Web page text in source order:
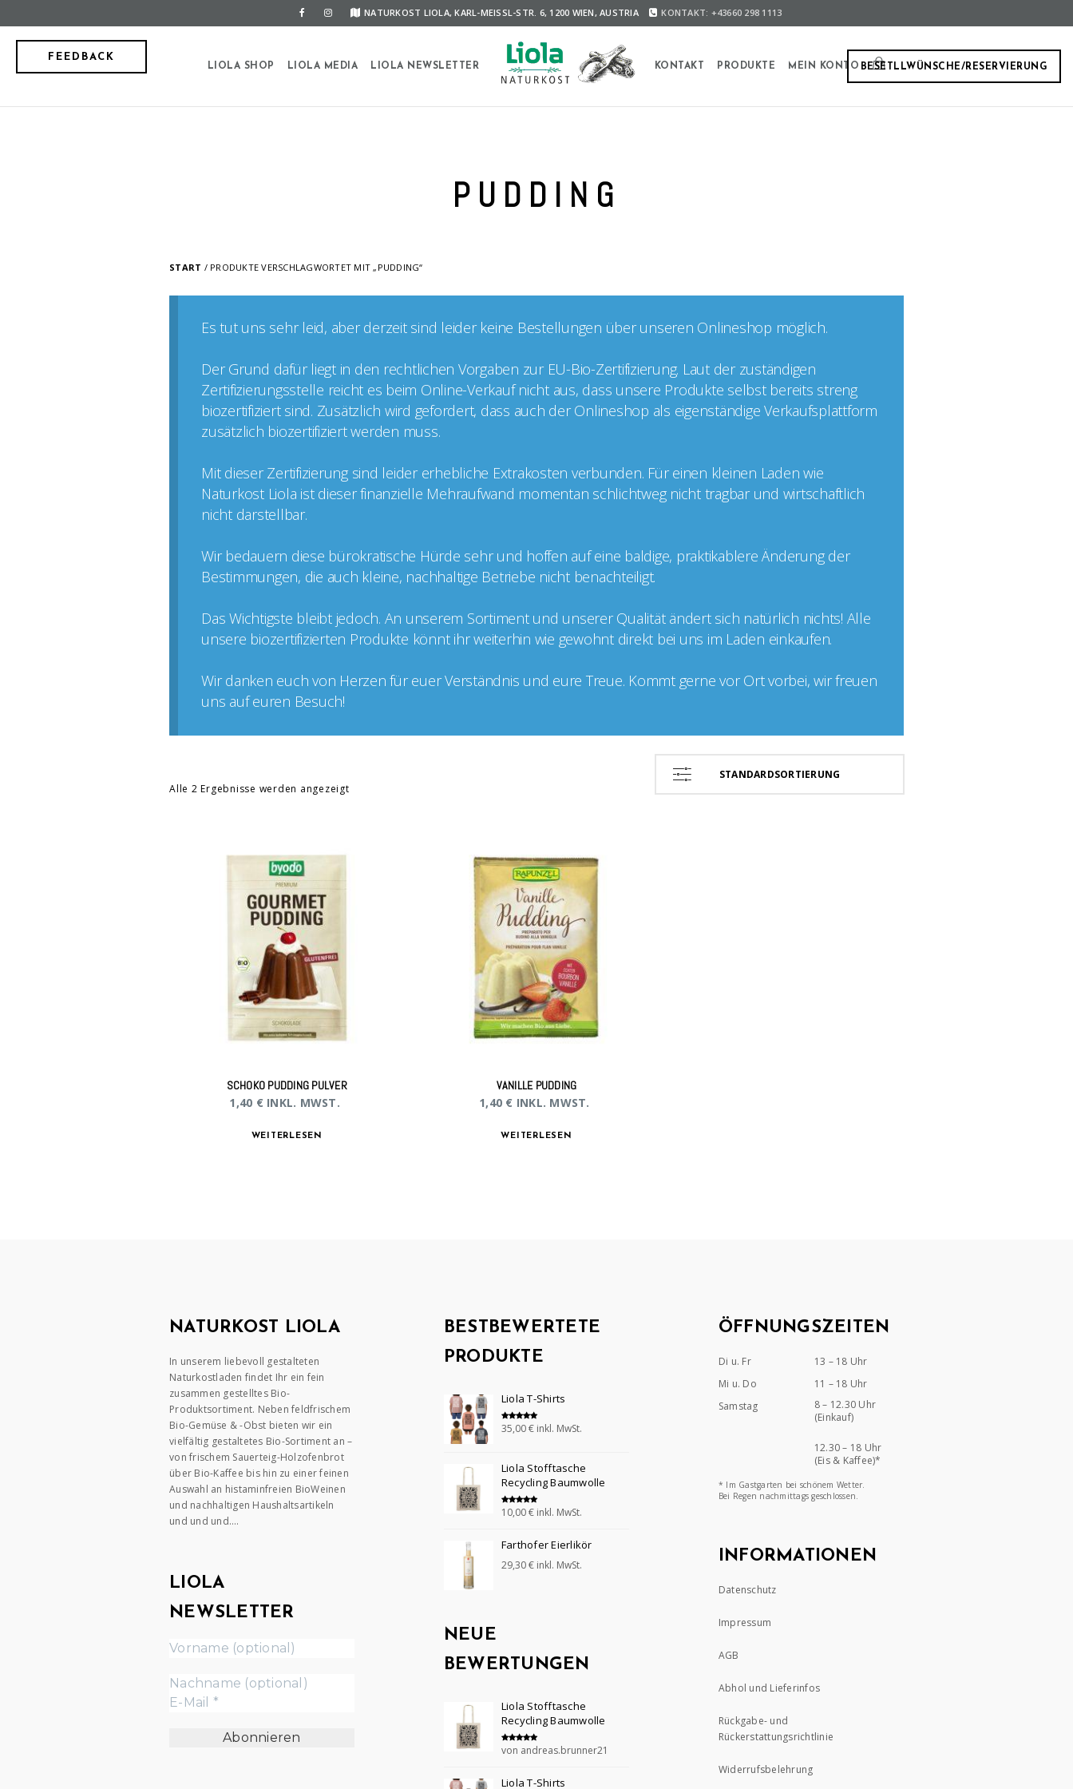
NATURKOST LIOLA, KARL-MEISSL-STR. 6, 1200 WIEN, AUSTRIA KONTAKT: +43660 298 1113
FEEDBACK
BESETLLWÜNSCHE/RESERVIERUNG
LIOLA SHOP LIOLA MEDIA LIOLA NEWSLETTER KONTAKT PRODUKTE MEIN KONTO
PUDDING
START / PRODUKTE VERSCHLAGWORTET MIT „PUDDING“
Es tut uns sehr leid, aber derzeit sind leider keine Bestellungen über unseren Onlineshop möglich.
Der Grund dafür liegt in den rechtlichen Vorgaben zur EU-Bio-Zertifizierung. Laut der zuständigen
Zertifizierungsstelle reicht es beim Online-Verkauf nicht aus, dass unsere Produkte selbst bereits streng
biozertifiziert sind. Zusätzlich wird gefordert, dass auch der Onlineshop als eigenständige Verkaufsplattform
zusätzlich biozertifiziert werden muss.
Mit dieser Zertifizierung sind leider erhebliche Extrakosten verbunden. Für einen kleinen Laden wie
Naturkost Liola ist dieser finanzielle Mehraufwand momentan schlichtweg nicht tragbar und wirtschaftlich
nicht darstellbar.
Wir bedauern diese bürokratische Hürde sehr und hoffen auf eine baldige, praktikablere Änderung der
Bestimmungen, die auch kleine, nachhaltige Betriebe nicht benachteiligt.
Das Wichtigste bleibt jedoch. An unserem Sortiment und unserer Qualität ändert sich natürlich nichts! Alle
unsere biozertifizierten Produkte könnt ihr weiterhin wie gewohnt direkt bei uns im Laden einkaufen.
Wir danken euch von Herzen für euer Verständnis und eure Treue. Kommt gerne vor Ort vorbei, wir freuen
uns auf euren Besuch!
Alle 2 Ergebnisse werden angezeigt
STANDARDSORTIERUNG
SCHOKO PUDDING PULVER
1,40 € INKL. MWST.
WEITERLESEN
VANILLE PUDDING
1,40 € INKL. MWST.
WEITERLESEN
NATURKOST LIOLA
In unserem liebevoll gestalteten
Naturkostladen findet Ihr ein fein
zusammen gestelltes Bio-
Produktsortiment. Neben feldfrischem
Bio-Gemüse & -Obst bieten wir ein
vielfältig gestaltetes Bio-Sortiment an –
von frischem Sauerteig-Holzofenbrot
über Bio-Kaffee bis hin zu einer feinen
Auswahl an histaminfreien BioWeinen
und nachhaltigen Haushaltsartikeln
und und und….
LIOLA
NEWSLETTER
BESTBEWERTETE
PRODUKTE
Liola T-Shirts
Bewertet mit
5.00
35,00€ inkl. MwSt.
Liola Stofftasche
Recycling Baumwolle
Bewertet mit
5.00
10,00€ inkl. MwSt.
Farthofer Eierlikör
29,30€ inkl. MwSt.
NEUE
BEWERTUNGEN
Liola Stofftasche
Recycling Baumwolle
Bewertet mit
von andreas.brunner21
Liola T-Shirts
ÖFFNUNGSZEITEN
Di u. Fr
13 – 18 Uhr
Mi u. Do
11 – 18 Uhr
Samstag
8 – 12.30 Uhr
(Einkauf)
12.30 – 18 Uhr
(Eis & Kaffee)*
* Im Gastgarten bei schönem Wetter.
Bei Regen nachmittags geschlossen.
INFORMATIONEN
Datenschutz
Impressum
AGB
Abhol und Lieferinfos
Rückgabe- und
Rückerstattungsrichtlinie
Widerrufsbelehrung